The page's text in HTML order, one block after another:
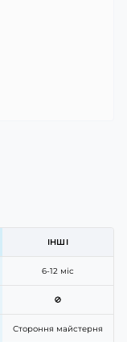
ІНШІ
6-12 міс
🚫
Стороння майстерня